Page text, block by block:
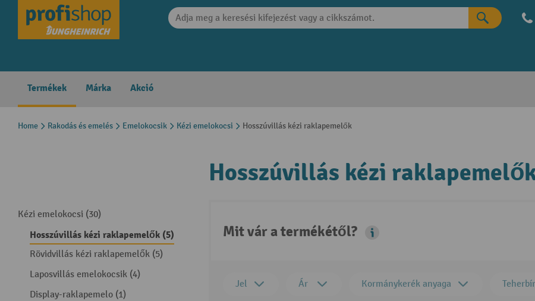
Skip to main navigation
Termékek Márka Akció
Home Rakodás és emelés Emelokocsik Kézi emelokocsi Hosszúvillás kézi raklapemelők
Kézi emelokocsi (30)
Hosszúvillás kézi raklapemelők (5)
Rövidvillás kézi raklapemelők (5)
Laposvillás emelokocsik (4)
Display-raklapemelo (1)
Hosszúvillás kézi
Mit vár a termékétől?
Jel Ár Kormánykerék anyaga